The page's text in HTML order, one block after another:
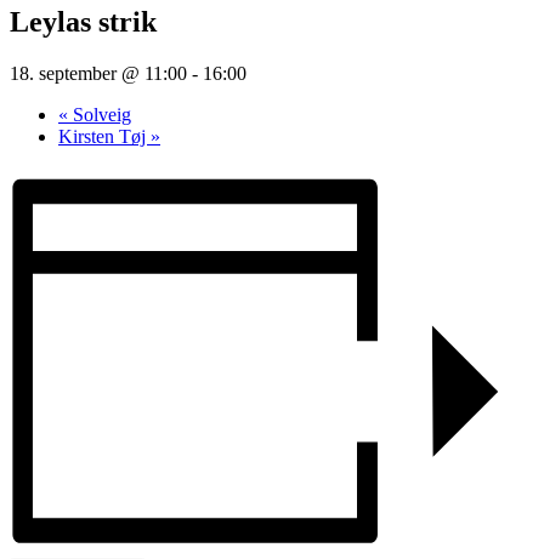
Leylas strik
18. september @ 11:00 - 16:00
« Solveig
Kirsten Tøj »